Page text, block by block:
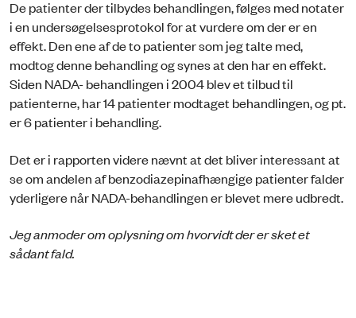
De patienter der tilbydes behandlingen, følges med notater
i en undersøgelsesprotokol for at vurdere om der er en
effekt. Den ene af de to patienter som jeg talte med,
modtog denne behandling og synes at den har en effekt.
Siden NADA- behandlingen i 2004 blev et tilbud til
patienterne, har 14 patienter modtaget behandlingen, og pt.
er 6 patienter i behandling.
Det er i rapporten videre nævnt at det bliver interessant at
se om andelen af benzodiazepinafhængige patienter falder
yderligere når NADA-behandlingen er blevet mere udbredt.
Jeg anmoder om oplysning om hvorvidt der er sket et
sådant fald.